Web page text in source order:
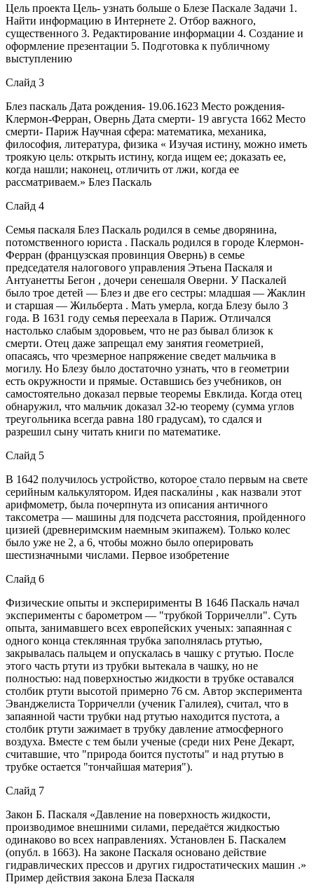
Цель проекта Цель- узнать больше о Блезе Паскале Задачи 1.
Найти информацию в Интернете 2. Отбор важного,
существенного 3. Редактирование информации 4. Создание и
оформление презентации 5. Подготовка к публичному
выступлению
Слайд 3
Блез паскаль Дата рождения- 19.06.1623 Место рождения-
Клермон-Ферран, Овернь Дата смерти- 19 августа 1662 Место
смерти- Париж Научная сфера: математика, механика,
философия, литература, физика « Изучая истину, можно иметь
троякую цель: открыть истину, когда ищем ее; доказать ее,
когда нашли; наконец, отличить от лжи, когда ее
рассматриваем.» Блез Паскаль
Слайд 4
Семья паскаля Блез Паскаль родился в семье дворянина,
потомственного юриста . Паскаль родился в городе Клермон-
Ферран (французская провинция Овернь) в семье
председателя налогового управления Этьена Паскаля и
Антуанетты Бегон , дочери сенешаля Оверни. У Паскалей
было трое детей — Блез и две его сестры: младшая — Жаклин
и старшая — Жильберта . Мать умерла, когда Блезу было 3
года. В 1631 году семья переехала в Париж. Отличался
настолько слабым здоровьем, что не раз бывал близок к
смерти. Отец даже запрещал ему занятия геометрией,
опасаясь, что чрезмерное напряжение сведет мальчика в
могилу. Но Блезу было достаточно узнать, что в геометрии
есть окружности и прямые. Оставшись без учебников, он
самостоятельно доказал первые теоремы Евклида. Когда отец
обнаружил, что мальчик доказал 32-ю теорему (сумма углов
треугольника всегда равна 180 градусам), то сдался и
разрешил сыну читать книги по математике.
Слайд 5
В 1642 получилось устройство, которое стало первым на свете
серийным калькулятором. Идея паскали́ны , как назвали этот
арифмометр, была почерпнута из описания античного
таксометра — машины для подсчета расстояния, пройденного
цизией (древнеримским наемным экипажем). Только колес
было уже не 2, а 6, чтобы можно было оперировать
шестизначными числами. Первое изобретение
Слайд 6
Физические опыты и эксперирименты В 1646 Паскаль начал
эксперименты с барометром — "трубкой Торричелли". Суть
опыта, занимавшего всех европейских ученых: запаянная с
одного конца стеклянная трубка заполнялась ртутью,
закрывалась пальцем и опускалась в чашку с ртутью. После
этого часть ртути из трубки вытекала в чашку, но не
полностью: над поверхностью жидкости в трубке оставался
столбик ртути высотой примерно 76 см. Автор эксперимента
Эванджелиста Торричелли (ученик Галилея), считал, что в
запаянной части трубки над ртутью находится пустота, а
столбик ртути зажимает в трубку давление атмосферного
воздуха. Вместе с тем были ученые (среди них Рене Декарт,
считавшие, что "природа боится пустоты" и над ртутью в
трубке остается "тончайшая материя").
Слайд 7
Закон Б. Паскаля «Давление на поверхность жидкости,
производимое внешними силами, передаётся жидкостью
одинаково во всех направлениях. Установлен Б. Паскалем
(опубл. в 1663). На законе Паскаля основано действие
гидравлических прессов и других гидростатических машин .»
Пример действия закона Блеза Паскаля